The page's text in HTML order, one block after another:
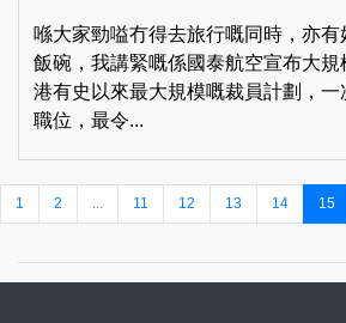
喺大家勁嗌冇得去旅行嘅同時，亦
飯碗，我講緊嘅係國泰航空宣布大
港有史以來最大規模嘅裁員計劃，
職位，最令...
1 2 11 12 13 14 15